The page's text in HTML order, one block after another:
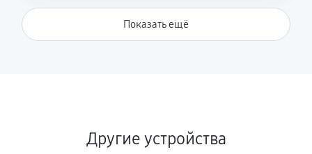
Показать ещё
Другие устройства